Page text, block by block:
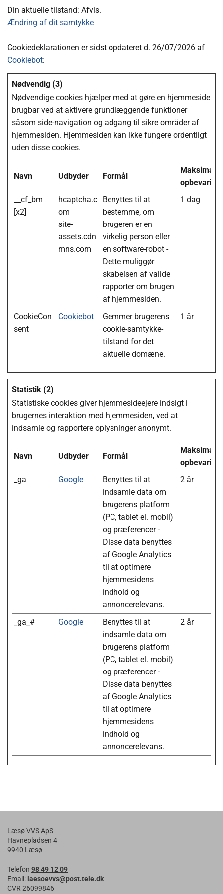
Din aktuelle tilstand: Afvis.
Ændring af dit samtykke
Cookiedeklarationen er sidst opdateret d. 26/07/2026 af
Cookiebot:
Nødvendig (3)
Nødvendige cookies hjælper med at gøre en hjemmeside
brugbar ved at aktivere grundlæggende funktioner
såsom side-navigation og adgang til sikre områder af
hjemmesiden. Hjemmesiden kan ikke fungere ordentligt
uden disse cookies.
Navn Udbyder Formål
Maksimal
__cf_bm
[x2]
hcaptcha.c
om
site-
assets.cdn
mns.com
Benyttes til at
bestemme, om
brugeren er en
virkelig person eller
en software-robot -
Dette muliggør
skabelsen af valide
rapporter om brugen
af hjemmesiden.
1 dag
CookieCon
sent
Cookiebot
Gemmer brugerens
cookie-samtykke-
tilstand for det
aktuelle domæne.
1 år
Statistik (2)
Statistiske cookies giver hjemmesideejere indsigt i
brugernes interaktion med hjemmesiden, ved at
indsamle og rapportere oplysninger anonymt.
Navn Udbyder Formål
Maksimal
_ga
Google
Benyttes til at
indsamle data om
brugerens platform
(PC, tablet el. mobil)
og præferencer -
Disse data benyttes
af Google Analytics
til at optimere
hjemmesidens
indhold og
annoncerelevans.
2 år
_ga_# Google
Benyttes til at
indsamle data om
brugerens platform
(PC, tablet el. mobil)
og præferencer -
Disse data benyttes
af Google Analytics
til at optimere
hjemmesidens
indhold og
annoncerelevans.
2 år
Læsø VVS ApS
Havnepladsen 4
9940 Læsø
Telefon 98 49 12 09
Email: laesoevvs@post.tele.dk
CVR 26099846